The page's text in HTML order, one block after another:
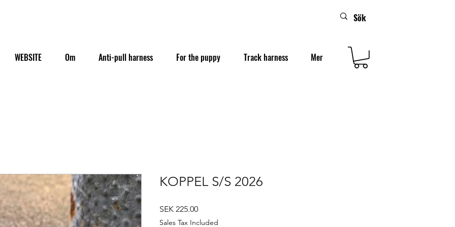
WEBSITE Om Anti-pull harness For the puppy Track harness Mer
KOPPEL S/S 2026
SEK 225.00Price
Sales Tax Included